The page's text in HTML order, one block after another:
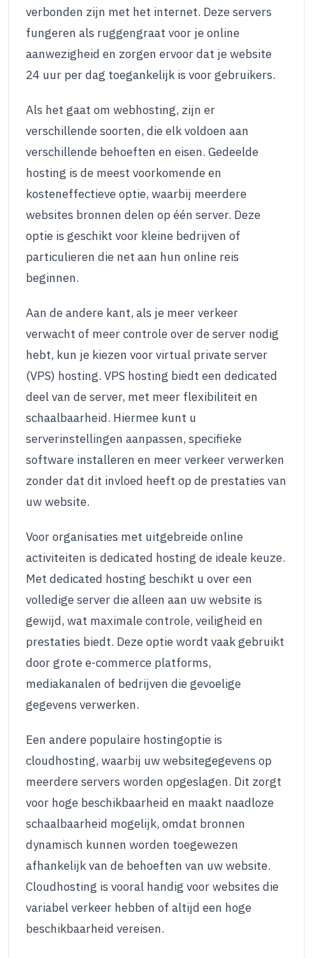
verbonden zijn met het internet. Deze servers
fungeren als ruggengraat voor je online
aanwezigheid en zorgen ervoor dat je website
24 uur per dag toegankelijk is voor gebruikers.
Als het gaat om webhosting, zijn er
verschillende soorten, die elk voldoen aan
verschillende behoeften en eisen. Gedeelde
hosting is de meest voorkomende en
kosteneffectieve optie, waarbij meerdere
websites bronnen delen op één server. Deze
optie is geschikt voor kleine bedrijven of
particulieren die net aan hun online reis
beginnen.
Aan de andere kant, als je meer verkeer
verwacht of meer controle over de server nodig
hebt, kun je kiezen voor virtual private server
(VPS) hosting. VPS hosting biedt een dedicated
deel van de server, met meer flexibiliteit en
schaalbaarheid. Hiermee kunt u
serverinstellingen aanpassen, specifieke
software installeren en meer verkeer verwerken
zonder dat dit invloed heeft op de prestaties van
uw website.
Voor organisaties met uitgebreide online
activiteiten is dedicated hosting de ideale keuze.
Met dedicated hosting beschikt u over een
volledige server die alleen aan uw website is
gewijd, wat maximale controle, veiligheid en
prestaties biedt. Deze optie wordt vaak gebruikt
door grote e-commerce platforms,
mediakanalen of bedrijven die gevoelige
gegevens verwerken.
Een andere populaire hostingoptie is
cloudhosting, waarbij uw websitegegevens op
meerdere servers worden opgeslagen. Dit zorgt
voor hoge beschikbaarheid en maakt naadloze
schaalbaarheid mogelijk, omdat bronnen
dynamisch kunnen worden toegewezen
afhankelijk van de behoeften van uw website.
Cloudhosting is vooral handig voor websites die
variabel verkeer hebben of altijd een hoge
beschikbaarheid vereisen.